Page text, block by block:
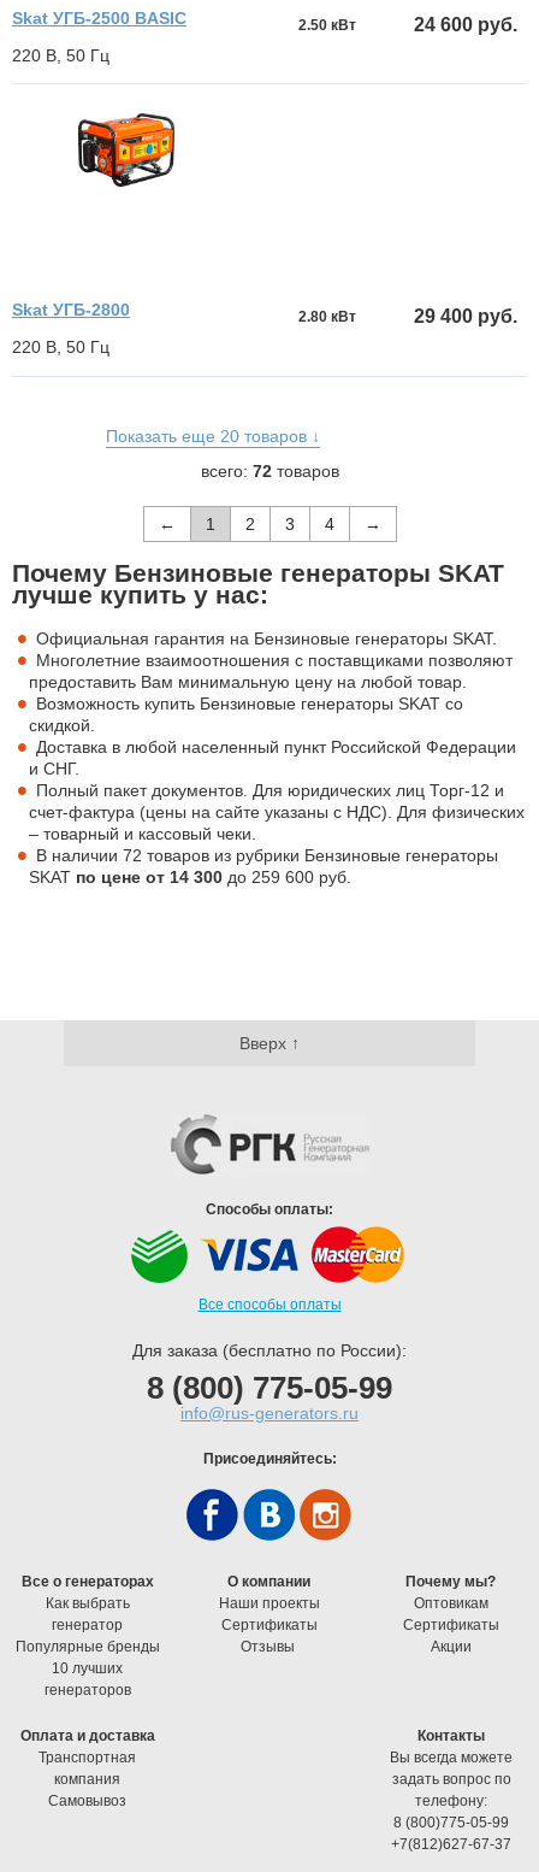
Skat УГБ-2500 BASIC
220 В, 50 Гц
24 600 руб.
2.50 кВт
Skat УГБ-2800
220 В, 50 Гц
29 400 руб.
2.80 кВт
Показать еще 20 товаров ↓
всего: 72товаров
← 1 2 3 4 →
Почему Бензиновые генераторы SKAT
лучше купить у нас:
Официальная гарантия на Бензиновые генераторы SKAT.
Многолетние взаимоотношения с поставщиками позволяют
предоставить Вам минимальную цену на любой товар.
Возможность купить Бензиновые генераторы SKAT со
скидкой.
Доставка в любой населенный пункт Российской Федерации
и СНГ.
Полный пакет документов. Для юридических лиц Торг-12 и
счет-фактура (цены на сайте указаны с НДС). Для физических
– товарный и кассовый чеки.
В наличии 72 товаров из рубрики Бензиновые генераторы
SKAT по цене от 14 300 до 259 600 руб.
Вверх ↑
Способы оплаты:
Все способы оплаты
Для заказа (бесплатно по России):
8 (800) 775-05-99
info@rus-generators.ru
Присоединяйтесь:
Все о генераторах
Как выбрать
генератор
Популярные бренды
10 лучших
генераторов
О компании
Наши проекты
Cертификаты
Отзывы
Почему мы?
Оптовикам
Cертификаты
Акции
Оплата и доставка
Транспортная
компания
Самовывоз
Контакты
Вы всегда можете
задать вопрос по
телефону:
8 (800)775-05-99
+7(812)627-67-37